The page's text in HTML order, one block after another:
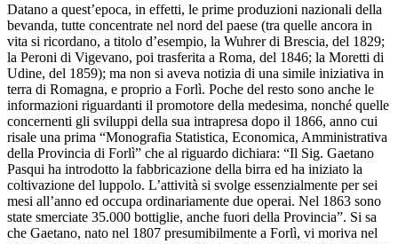
Datano a quest’epoca, in effetti, le prime produzioni nazionali della
bevanda, tutte concentrate nel nord del paese (tra quelle ancora in
vita si ricordano, a titolo d’esempio, la Wuhrer di Brescia, del 1829;
la Peroni di Vigevano, poi trasferita a Roma, del 1846; la Moretti di
Udine, del 1859); ma non si aveva notizia di una simile iniziativa in
terra di Romagna, e proprio a Forlì. Poche del resto sono anche le
informazioni riguardanti il promotore della medesima, nonché quelle
concernenti gli sviluppi della sua intrapresa dopo il 1866, anno cui
risale una prima “Monografia Statistica, Economica, Amministrativa
della Provincia di Forlì” che al riguardo dichiara: “Il Sig. Gaetano
Pasqui ha introdotto la fabbricazione della birra ed ha iniziato la
coltivazione del luppolo. L’attività si svolge essenzialmente per sei
mesi all’anno ed occupa ordinariamente due operai. Nel 1863 sono
state smerciate 35.000 bottiglie, anche fuori della Provincia”. Si sa
che Gaetano, nato nel 1807 presumibilmente a Forlì, vi moriva nel